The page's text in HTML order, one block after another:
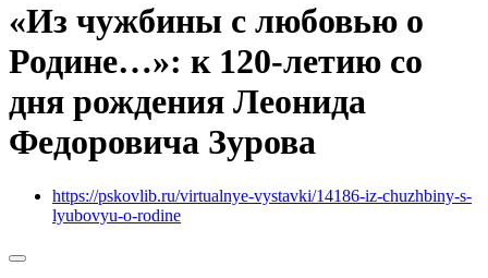
«Из чужбины с любовью о
Родине…»: к 120-летию со
дня рождения Леонида
Федоровича Зурова
https://pskovlib.ru/virtualnye-vystavki/14186-iz-chuzhbiny-s-
lyubovyu-o-rodine